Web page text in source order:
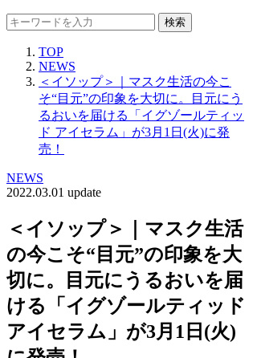
検索
TOP
NEWS
＜イソップ＞｜マスク生活の今こ
そ“目元”の印象を大切に。目元にう
るおいを届ける「イグゾールティッ
ド アイセラム」が3月1日(火)に発
売！
NEWS
2022.03.01 update
＜イソップ＞｜マスク生活
の今こそ“目元”の印象を大
切に。目元にうるおいを届
ける「イグゾールティッド
アイセラム」が3月1日(火)